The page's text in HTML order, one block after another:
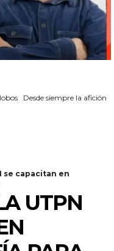
Desde siempre la afición